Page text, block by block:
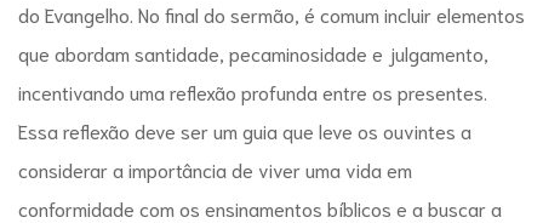
do Evangelho. No final do sermão, é comum incluir elementos
que abordam santidade, pecaminosidade e julgamento,
incentivando uma reflexão profunda entre os presentes.
Essa reflexão deve ser um guia que leve os ouvintes a
considerar a importância de viver uma vida em
conformidade com os ensinamentos bíblicos e a buscar a